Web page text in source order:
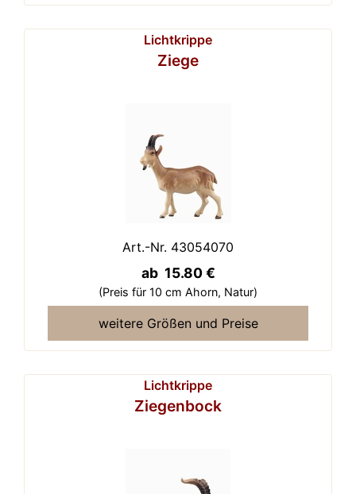
Lichtkrippe
Ziege
Art.-Nr. 43054070
ab 15.80 €
(Preis für 10 cm Ahorn, Natur)
weitere Größen und Preise
Lichtkrippe
Ziegenbock